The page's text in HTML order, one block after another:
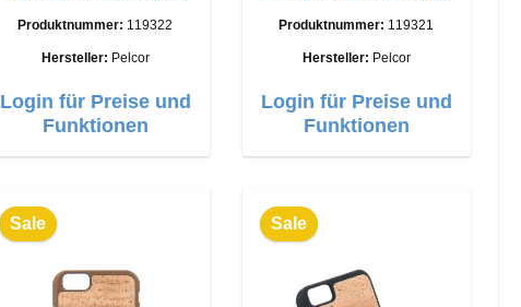
Produktnummer: 119322
Hersteller: Pelcor
Login für Preise und
Funktionen
Produktnummer: 119321
Hersteller: Pelcor
Login für Preise und
Funktionen
Sale Sale